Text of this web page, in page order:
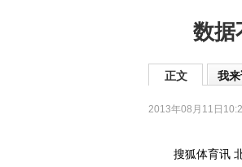
数据
正文 我
2013年08月11日
搜狐体育讯 北